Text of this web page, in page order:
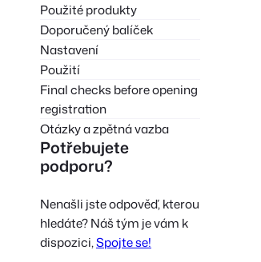
French
Použité produkty
Doporučený balíček
Nastavení
Použití
Final checks before opening
registration
Otázky a zpětná vazba
Potřebujete
podporu?
Nenašli jste odpověď, kterou
hledáte? Náš tým je vám k
dispozici,Spojte se!